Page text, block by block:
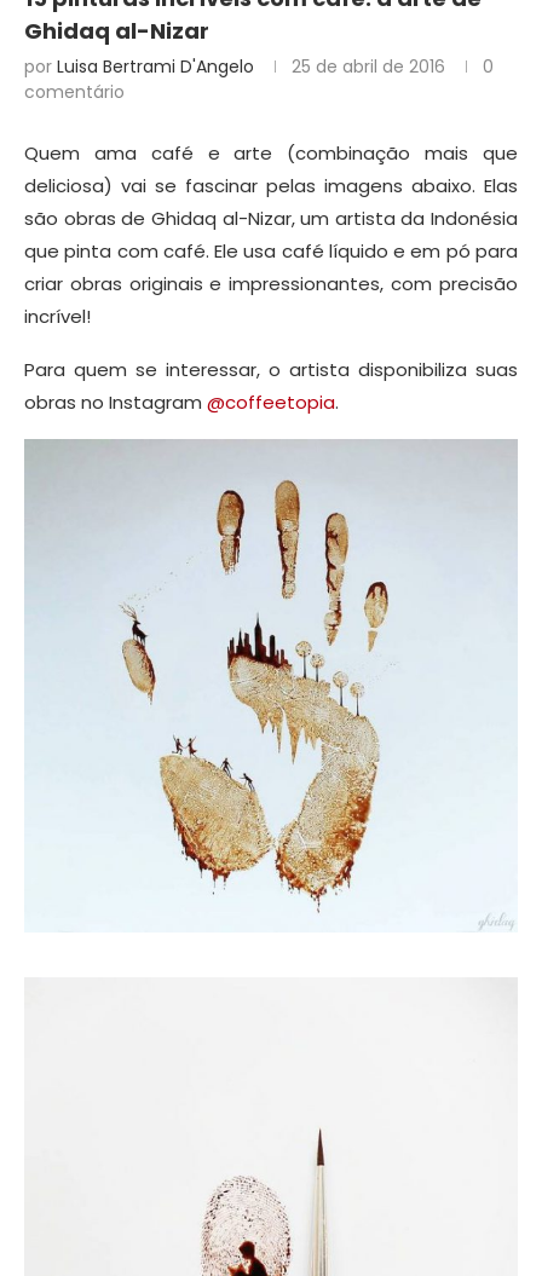
Ghidaq al-Nizar
por Luisa Bertrami D'Angelo 25 de abril de 2016
0
comentário
Quem ama café e arte (combinação mais que
deliciosa) vai se fascinar pelas imagens abaixo. Elas
são obras de Ghidaq al-Nizar, um artista da Indonésia
que pinta com café. Ele usa café líquido e em pó para
criar obras originais e impressionantes, com precisão
incrível!
Para quem se interessar, o artista disponibiliza suas
obras no Instagram @coffeetopia.